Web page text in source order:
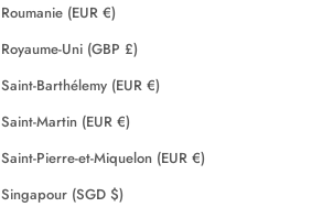
Roumanie (EUR €)
Royaume-Uni (GBP £)
Saint-Barthélemy (EUR €)
Saint-Martin (EUR €)
Saint-Pierre-et-Miquelon (EUR €)
Singapour (SGD $)